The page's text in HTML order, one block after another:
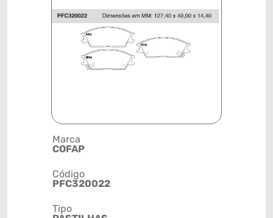
Marca
COFAP
Código
PFC320022
Tipo